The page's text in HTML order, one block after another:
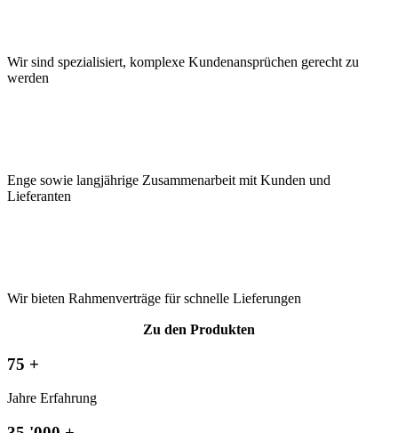
Wir sind spezialisiert, komplexe Kundenansprüchen gerecht zu
werden
Enge sowie langjährige Zusammenarbeit mit Kunden und
Lieferanten
Wir bieten Rahmenverträge für schnelle Lieferungen
Zu den Produkten
75 +
Jahre Erfahrung